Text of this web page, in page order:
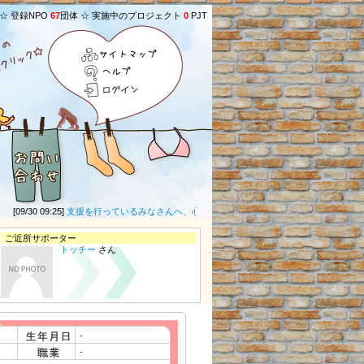
登録NPO 67団体 ☆ 実施中のプロジェクト 0 PJT
サイトマップ
ヘルプ
ログイン
[09/30 09:25]支援を行っているみなさんへ、心より感謝いたします。直接何もできませ
ご近所サポーター
トッチー さん
-
-